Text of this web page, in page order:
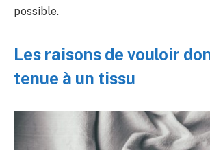
possible.
Les raisons de vouloir
tenue à un tissu